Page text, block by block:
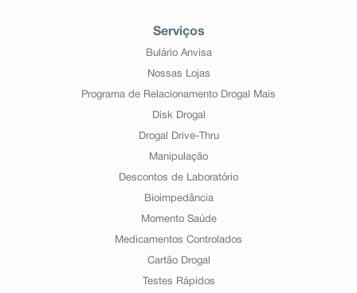
Serviços
Bulário Anvisa
Nossas Lojas
Programa de Relacionamento Drogal Mais
Disk Drogal
Drogal Drive-Thru
Manipulação
Descontos de Laboratório
Bioimpedância
Momento Saúde
Medicamentos Controlados
Cartão Drogal
Testes Rápidos